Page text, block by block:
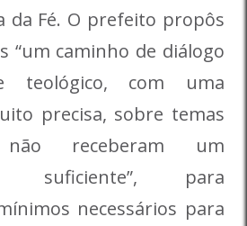
da Fé. O prefeito propôs
“um caminho de diálogo
teológico, com uma
precisa, sobre temas
receberam um
suficiente”, para
necessários para